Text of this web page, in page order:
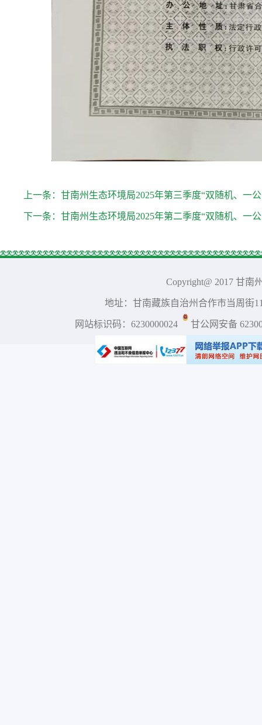
上一条： 甘南州生态环境局2025年第三季度“双随机、一
下一条： 甘南州生态环境局2025年第二季度“双随机、一
Copyright@ 2017 甘南
地址：甘南藏族自治州合作市当周街
网站标识码：6230000024 甘公网安备